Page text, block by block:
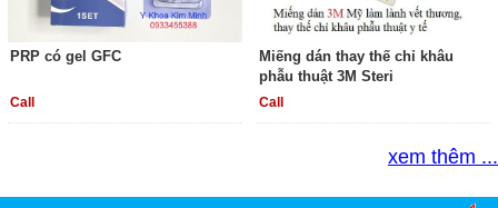
PRP có gel GFC
Call
Miếng dán thay thế chỉ khâu
phẫu thuật 3M Steri
Call
xem thêm ...